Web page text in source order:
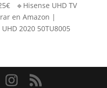
🔹Hisense UHD TV
en Amazon |
2020 50TU8005